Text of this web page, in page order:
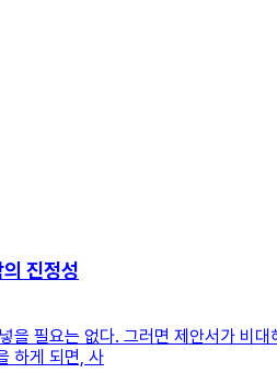
진정성
을 필요는 없다. 그러면 제안서가 비
하게 되면, 사